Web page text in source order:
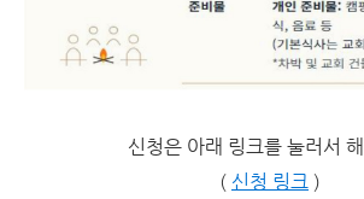
신청은 아래 링크를 눌러서
( 신청 링크 )